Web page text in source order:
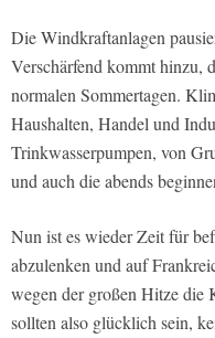
Die Windkraftanlagen
Verschärfend kommt hinzu,
normalen Sommertagen.
Haushalten, Handel und
Trinkwasserpumpen, von
und auch die abends
Nun ist es wieder Zeit für
abzulenken und auf
wegen der großen Hitze
sollten also glücklich sein,